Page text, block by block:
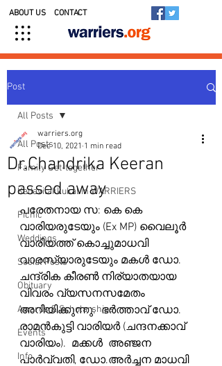
ABOUT US CONTACT
Post
All Posts
Family Get-together
Kedavilakkukal in WARRIERS
Picnic
Weddings
Social Posts
Obituary
Awards & Scholarships
Events
Info
All Posts
Dr.Chandrika Keeran
passed away
warriers.org
Dec 10, 2021 1 min read
പരേതനായ സ: കെ കെ
വാരിയരുടേയും (Ex MP) വൈലൂർ
വാരിയത്ത് കൊച്ചുമാധവി
വാരസ്യാരുടേയും മകൾ ഡോ.
ചന്ദ്രിക കീരൺ നിര്യാതയായ
വിവരം വ്യസനസമേതം
അറിയിക്കുന്നു.  ഭർത്താവ് ഡോ.
രാമൻകുട്ടി വാരിയർ (ചന്ദനക്കാവ്
വാരിയം).  മക്കൾ  അഞ്ജന
പാർവ്വതി, ഡോ.അർച്ചന മാധവി